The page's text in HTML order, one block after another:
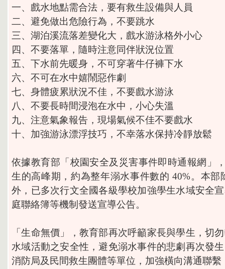
一、戲水地點需合法，要有救生設備與人員
二、避免做出危險行為，不要跳水
三、湖泊溪流落差變化大，戲水游泳格外小心
四、不要落單，隨時注意同伴狀況位置
五、下水前先暖身，不可穿著牛仔褲下水
六、不可在水中嬉鬧惡作劇
七、身體疲累狀況不佳，不要戲水游泳
八、不要長時間浸泡在水中，小心失溫
九、注意氣象報告，現場氣候不佳不要戲水
十、加強游泳漂浮技巧，不幸落水保持冷靜放鬆
依據教育部「校園安全及災害事件即時通報網」
生的高峰期，約為整年溺水事件數的 40%。本
外，已多次行文全國各級學校加強學生水域安全
庭聯絡簿等機制發送宣導公告。
「生命無價」，教育部再次呼籲家長與學生，切
水域活動之安全性，避免溺水事件的悲劇再次發
消防局及民間救生團體等單位，加強橫向溝通聯